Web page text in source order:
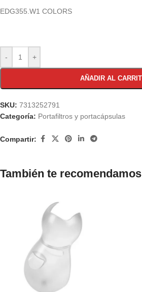
EDG355.W1 COLORS
- +
AÑADIR AL
SKU: 7313252791
Categoría: Portafiltros y portacápsulas
Compartir:
También te